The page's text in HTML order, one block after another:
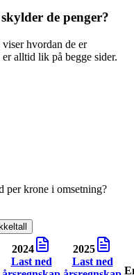
de penger?
hvordan de er
alltid lik på begge sider.
per krone i omsetning?
2024
Last ned
2025
Last ned